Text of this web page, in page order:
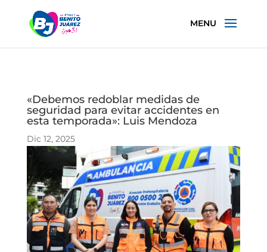
«Debemos redoblar medidas de
seguridad para evitar accidentes en
esta temporada»: Luis Mendoza
Dic 12, 2025